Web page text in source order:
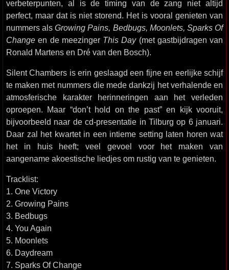
verbeterpunten, al is de timing van de zang niet altijd
perfect, maar dat is niet storend. Het is vooral genieten van
nummers alsGrowing Pains, Bedbugs, Moonlets, Sparks Of
Change en de meezinger This Day(met gastbijdragen van
Ronald Martens en Dré van den Bosch).
Silent Chambers is erin geslaagd een fijne en eerlijke schijf
te maken met nummers die mede dankzij het verhalende en
atmosferische karakter herinneringen aan het verleden
oproepen. Maar “don’t hold on the past” en kijk vooruit,
bijvoorbeeld naar de cd-presentatie in Tilburg op 6 januari.
Daar zal het kwartet in een intieme setting laten horen wat
het in huis heeft; veel gevoel voor het maken van
aangename akoestische liedjes om rustig van te genieten.
Tracklist:
1. One Victory
2. Growing Pains
3. Bedbugs
4. You Again
5. Moonlets
6. Daydream
7. Sparks Of Change